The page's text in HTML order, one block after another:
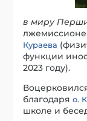
в миру
Кураева
функции
2023 году).
благодаряо.
школе и